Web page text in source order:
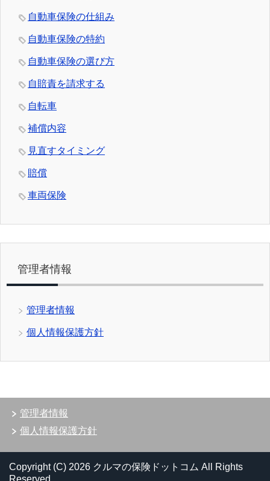
自動車保険の仕組み
自動車保険の特約
自動車保険の選び方
自賠責を請求する
自転車
補償内容
見直すタイミング
賠償
車両保険
管理者情報
管理者情報
個人情報保護方針
管理者情報
個人情報保護方針
Copyright (C) 2026 クルマの保険ドットコム All Rights
Reserved.